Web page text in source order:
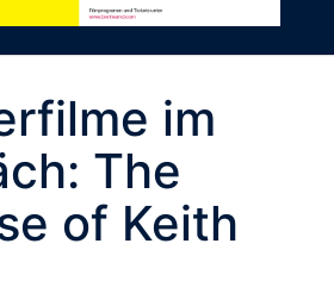
im
The
of Keith